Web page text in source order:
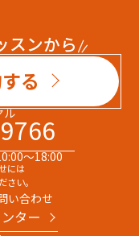
スンから
る
ル
～18:00
には
さい。
い合わせ
ター